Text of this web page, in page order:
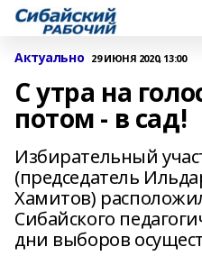
Актуально 29 ИЮНЯ 2020, 13:00
С утра на
потом - в сад!
Избирательный
(председатель
Хамитов)
Сибайского
дни выборов